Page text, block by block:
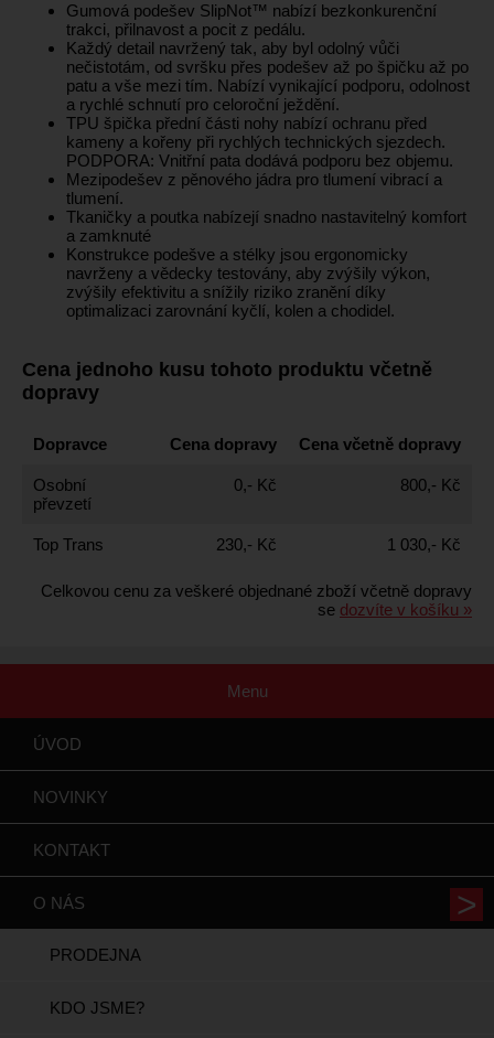
Gumová podešev SlipNot™ nabízí bezkonkurenční
trakci, přilnavost a pocit z pedálu.
Každý detail navržený tak, aby byl odolný vůči
nečistotám, od svršku přes podešev až po špičku až po
patu a vše mezi tím. Nabízí vynikající podporu, odolnost
a rychlé schnutí pro celoroční ježdění.
TPU špička přední části nohy nabízí ochranu před
kameny a kořeny při rychlých technických sjezdech.
PODPORA: Vnitřní pata dodává podporu bez objemu.
Mezipodešev z pěnového jádra pro tlumení vibrací a
tlumení.
Tkaničky a poutka nabízejí snadno nastavitelný komfort
a zamknuté
Konstrukce podešve a stélky jsou ergonomicky
navrženy a vědecky testovány, aby zvýšily výkon,
zvýšily efektivitu a snížily riziko zranění díky
optimalizaci zarovnání kyčlí, kolen a chodidel.
Cena jednoho kusu tohoto produktu včetně
dopravy
Dopravce Cena dopravy Cena včetně dopravy
Osobní
převzetí
0,- Kč 800,- Kč
Top Trans 230,- Kč 1 030,- Kč
Celkovou cenu za veškeré objednané zboží včetně dopravy
se dozvíte v košíku »
Menu
ÚVOD
NOVINKY
KONTAKT
O NÁS
PRODEJNA
KDO JSME?